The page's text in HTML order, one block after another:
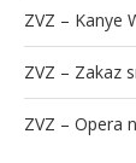
ZVZ – Kanye
ZVZ – Zakaz
ZVZ – Opera